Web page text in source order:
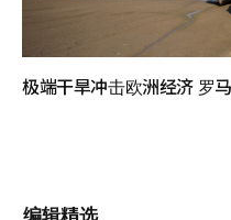
极端干旱冲击欧洲经济 罗
编辑精选